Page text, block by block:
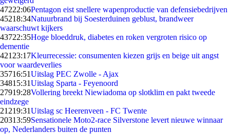
47222:06Pentagon eist snellere wapenproductie van defensiebedrijven
45218:34Natuurbrand bij Soesterduinen geblust, brandweer
waarschuwt kijkers
43722:35Hoge bloeddruk, diabetes en roken vergroten risico op
dementie
421 23:17Kleurrecessie: consumenten kiezen grijs en beige uit angst
voor waardeverlies
35716:51Uitslag PEC Zwolle - Ajax
34815:31Uitslag Sparta - Feyenoord
27919:28Vollering breekt Niewiadoma op slotklim en pakt tweede
eindzege
21219:31Uitslag sc Heerenveen - FC Twente
20313:59Sensationele Moto2-race Silverstone levert nieuwe winnaar
op, Nederlanders buiten de punten